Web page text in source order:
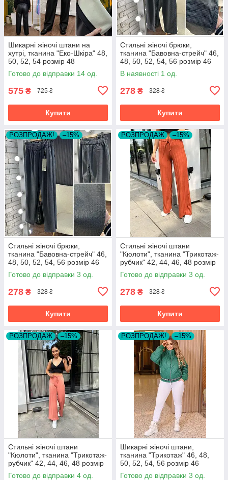
Шикарні жіночі штани на
хутрі, тканина "Еко-Шкіра" 48,
50, 52, 54 розмір 48
Готово до відправки 14 од.
575 ₴ 725 ₴
Купити
Стильні жіночі брюки,
тканина "Бавовна-стрейч" 46,
48, 50, 52, 54, 56 розмір 46
В наявності 1 од.
278 ₴ 328 ₴
Купити
РОЗПРОДАЖ! –15%
Стильні жіночі брюки,
тканина "Бавовна-стрейч" 46,
48, 50, 52, 54, 56 розмір 46
Готово до відправки 3 од.
278 ₴ 328 ₴
Купити
РОЗПРОДАЖ –15%
Стильні жіночі штани
"Кюлоти", тканина "Трикотаж-
рубчик" 42, 44, 46, 48 розмір
42
Готово до відправки 3 од.
278 ₴ 328 ₴
Купити
РОЗПРОДАЖ –15%
Стильні жіночі штани
"Кюлоти", тканина "Трикотаж-
рубчик" 42, 44, 46, 48 розмір
42
Готово до відправки 4 од.
РОЗПРОДАЖ! –15%
Шикарні жіночі штани,
тканина "Трикотаж" 46, 48,
50, 52, 54, 56 розмір 46
Готово до відправки 3 од.